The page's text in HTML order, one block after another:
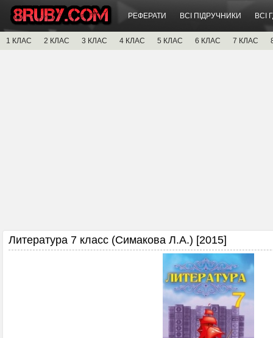
РЕФЕРАТИ ВСІ ПІДРУЧНИКИ ВСІ
1 КЛАС 2 КЛАС 3 КЛАС 4 КЛАС 5 КЛАС 6 КЛАС 7 КЛАС
Литература 7 класс (Симакова Л.А.) [2015]